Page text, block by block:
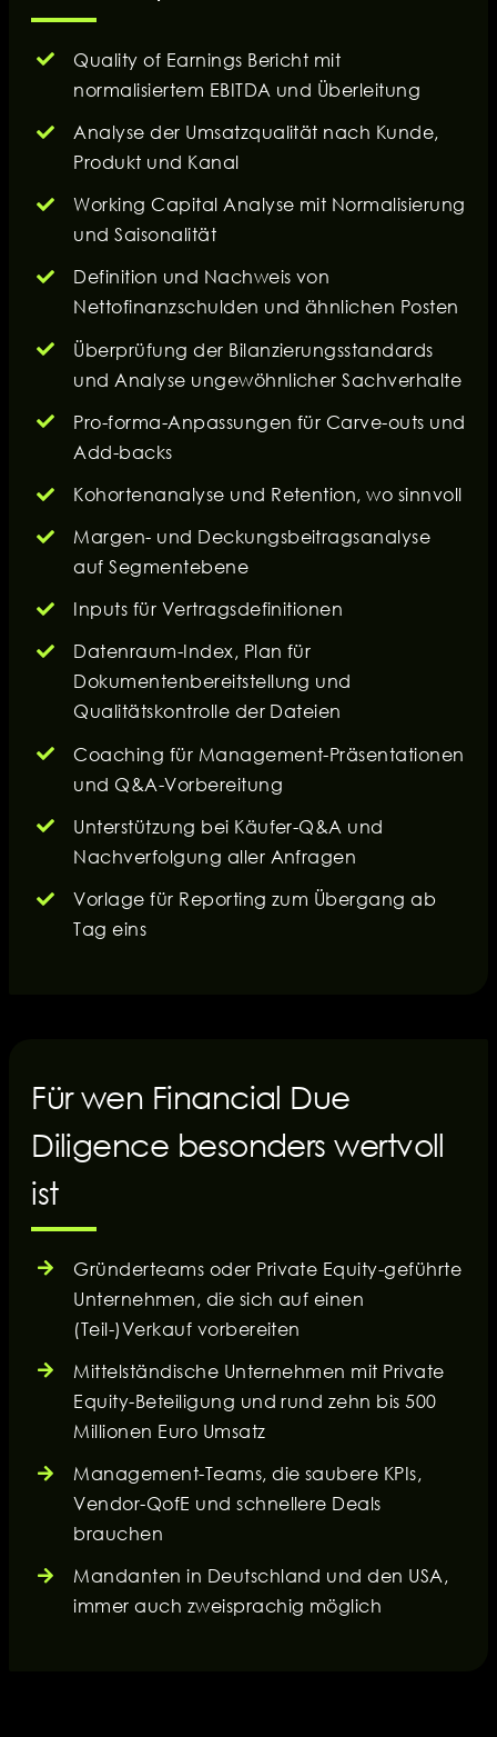
Quality of Earnings Bericht mit
normalisiertem EBITDA und Überleitung
Analyse der Umsatzqualität nach Kunde,
Produkt und Kanal
Working Capital Analyse mit Normalisierung
und Saisonalität
Definition und Nachweis von
Nettofinanzschulden und ähnlichen Posten
Überprüfung der Bilanzierungsstandards
und Analyse ungewöhnlicher Sachverhalte
Pro-forma-Anpassungen für Carve-outs und
Add-backs
Kohortenanalyse und Retention, wo sinnvoll
Margen- und Deckungsbeitragsanalyse
auf Segmentebene
Inputs für Vertragsdefinitionen
Datenraum-Index, Plan für
Dokumentenbereitstellung und
Qualitätskontrolle der Dateien
Coaching für Management-Präsentationen
und Q&A-Vorbereitung
Unterstützung bei Käufer-Q&A und
Nachverfolgung aller Anfragen
Vorlage für Reporting zum Übergang ab
Tag eins
Für wen Financial Due
Diligence besonders wertvoll
ist
Gründerteams oder Private Equity-geführte
Unternehmen, die sich auf einen
(Teil-)Verkauf vorbereiten
Mittelständische Unternehmen mit Private
Equity-Beteiligung und rund zehn bis 500
Millionen Euro Umsatz
Management-Teams, die saubere KPIs,
Vendor-QofE und schnellere Deals
brauchen
Mandanten in Deutschland und den USA,
immer auch zweisprachig möglich